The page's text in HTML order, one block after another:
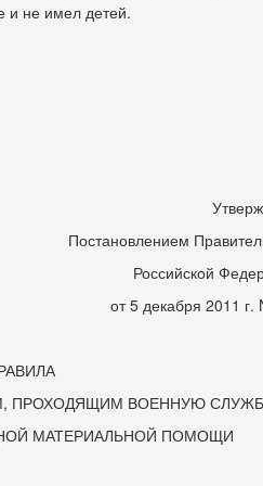
и не имел детей.
Постановлением
Российской
от 5 декабря 2011 г.
ПРОХОДЯЩИМ ВОЕННУЮ
МАТЕРИАЛЬНОЙ ПОМОЩИ